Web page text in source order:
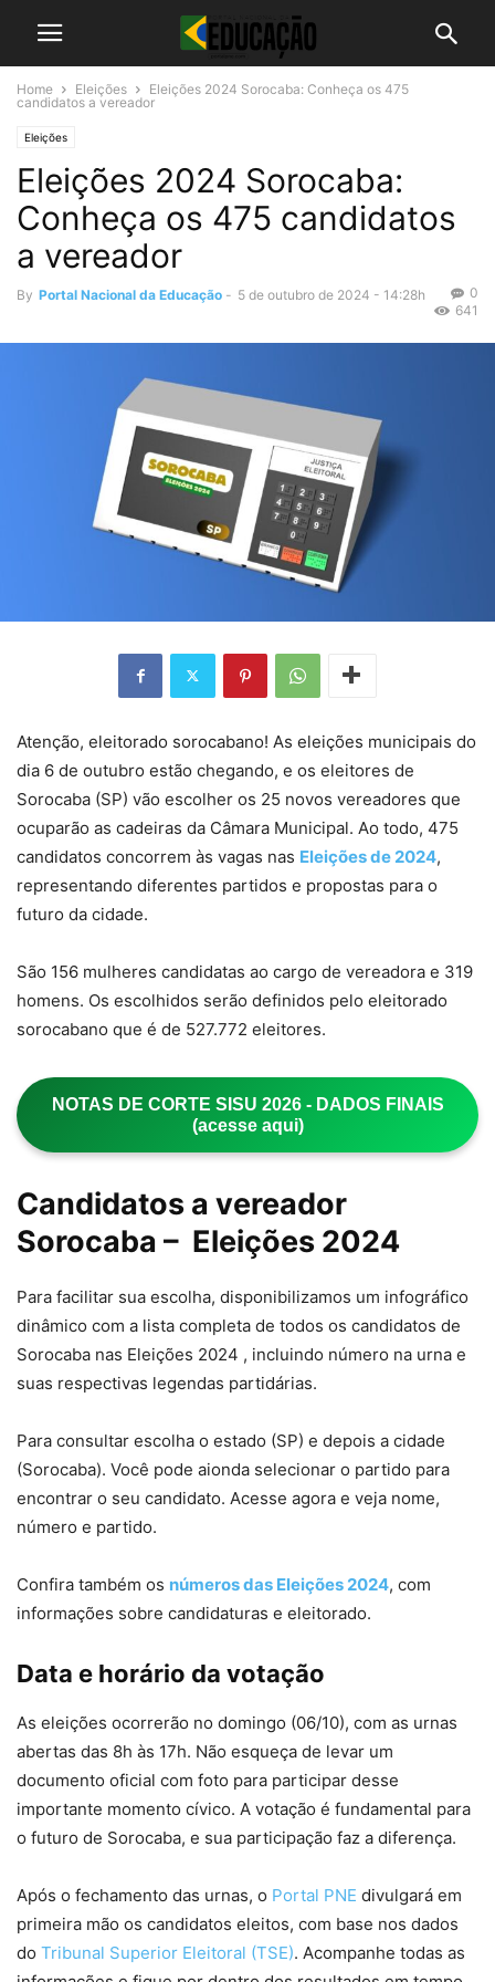
Home Eleições
Eleições 2024 Sorocaba: Conheça os 475
candidatos a vereador
Eleições
Eleições 2024 Sorocaba:
Conheça os 475 candidatos
a vereador
By Portal Nacional da Educação - 5 de outubro de 2024 - 14:28h
0
641
Atenção, eleitorado sorocabano! As eleições municipais do
dia 6 de outubro estão chegando, e os eleitores de
Sorocaba (SP) vão escolher os 25 novos vereadores que
ocuparão as cadeiras da Câmara Municipal. Ao todo, 475
candidatos concorrem às vagas nas Eleições de 2024,
representando diferentes partidos e propostas para o
futuro da cidade.
São 156 mulheres candidatas ao cargo de vereadora e 319
homens. Os escolhidos serão definidos pelo eleitorado
sorocabano que é de 527.772 eleitores.
NOTAS DE CORTE SISU 2026 - DADOS FINAIS
(acesse aqui)
Candidatos a vereador
Sorocaba – Eleições 2024
Para facilitar sua escolha, disponibilizamos um infográfico
dinâmico com a lista completa de todos os candidatos de
Sorocaba nas Eleições 2024 , incluindo número na urna e
suas respectivas legendas partidárias.
Para consultar escolha o estado (SP) e depois a cidade
(Sorocaba). Você pode aionda selecionar o partido para
encontrar o seu candidato. Acesse agora e veja nome,
número e partido.
Confira também os números das Eleições 2024, com
informações sobre candidaturas e eleitorado.
Data e horário da votação
As eleições ocorrerão no domingo (06/10), com as urnas
abertas das 8h às 17h. Não esqueça de levar um
documento oficial com foto para participar desse
importante momento cívico. A votação é fundamental para
o futuro de Sorocaba, e sua participação faz a diferença.
Após o fechamento das urnas, o Portal PNE divulgará em
primeira mão os candidatos eleitos, com base nos dados
do Tribunal Superior Eleitoral (TSE). Acompanhe todas as